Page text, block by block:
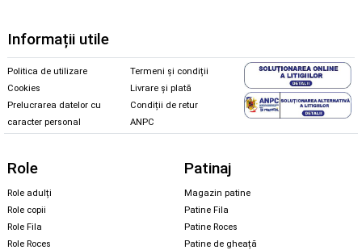
Informații utile
Politica de utilizare
Cookies
Prelucrarea datelor cu
caracter personal
Termeni și condiții
Livrare și plată
Condiții de retur
ANPC
Role
Role adulți
Role copii
Role Fila
Role Roces
Patinaj
Magazin patine
Patine Fila
Patine Roces
Patine de gheață